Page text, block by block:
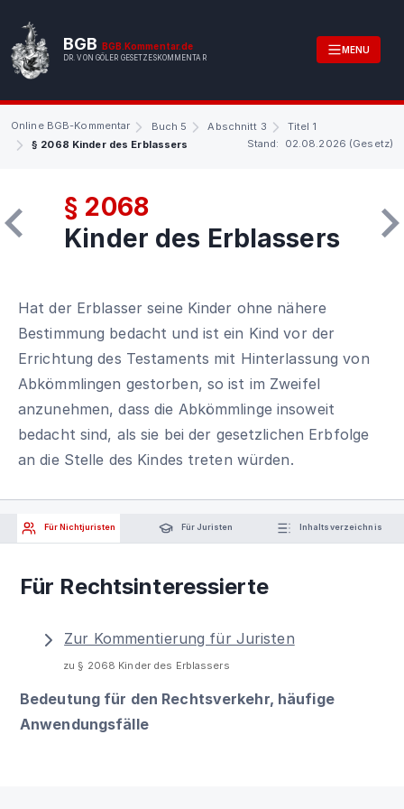
BGB BGB.Kommentar.de
DR. VON GÖLER GESETZESKOMMENTAR
MENU
Online BGB-Kommentar Buch 5 Abschnitt 3
Titel 1
§ 2068 Kinder des Erblassers
Stand: 02.08.2026 (Gesetz)
§ 2068
Kinder des Erblassers
Hat der Erblasser seine Kinder ohne nähere
Bestimmung bedacht und ist ein Kind vor der
Errichtung des Testaments mit Hinterlassung von
Abkömmlingen gestorben, so ist im Zweifel
anzunehmen, dass die Abkömmlinge insoweit
bedacht sind, als sie bei der gesetzlichen Erbfolge
an die Stelle des Kindes treten würden.
Für Nichtjuristen Für Juristen Inhaltsverzeichnis
Für Rechtsinteressierte
Zur Kommentierung für Juristen
zu § 2068 Kinder des Erblassers
Bedeutung für den Rechtsverkehr, häufige
Anwendungsfälle